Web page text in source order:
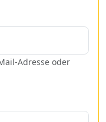
Adresse oder